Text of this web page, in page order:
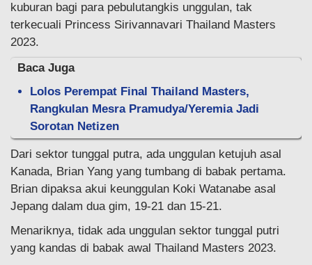
kuburan bagi para pebulutangkis unggulan, tak
terkecuali Princess Sirivannavari Thailand Masters
2023.
Baca Juga
Lolos Perempat Final Thailand Masters,
Rangkulan Mesra Pramudya/Yeremia Jadi
Sorotan Netizen
Dari sektor tunggal putra, ada unggulan ketujuh asal
Kanada, Brian Yang yang tumbang di babak pertama.
Brian dipaksa akui keunggulan Koki Watanabe asal
Jepang dalam dua gim, 19-21 dan 15-21.
Menariknya, tidak ada unggulan sektor tunggal putri
yang kandas di babak awal Thailand Masters 2023.